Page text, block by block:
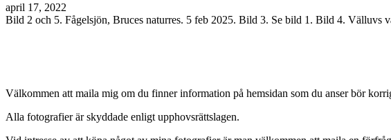
april 17, 2022
Bild 2 och 5. Fågelsjön, Bruces naturres. 5 feb 2025. Bild 3. Se bild 1. Bild 4. Välluvs
Välkommen att maila mig om du finner information på hemsidan som du anser bör
Alla fotografier är skyddade enligt upphovsrättslagen.